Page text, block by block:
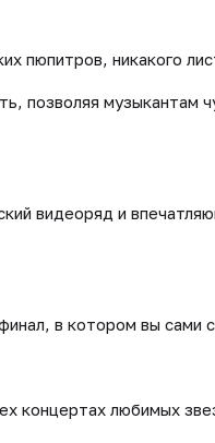
пюпитров, никакого
позволяя музыкантам
видеоряд и
в котором вы сами
концертах любимых